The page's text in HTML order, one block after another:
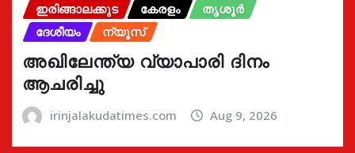
ഇരിങ്ങാലക്കുട കേരളം
തൃശൂർ
ദേശീയം
ന്യൂസ്
അഖിലേന്ത്യ വ്യാപാരി ദിനം
ആചരിച്ചു
irinjalakudatimes.com Aug 9, 2026